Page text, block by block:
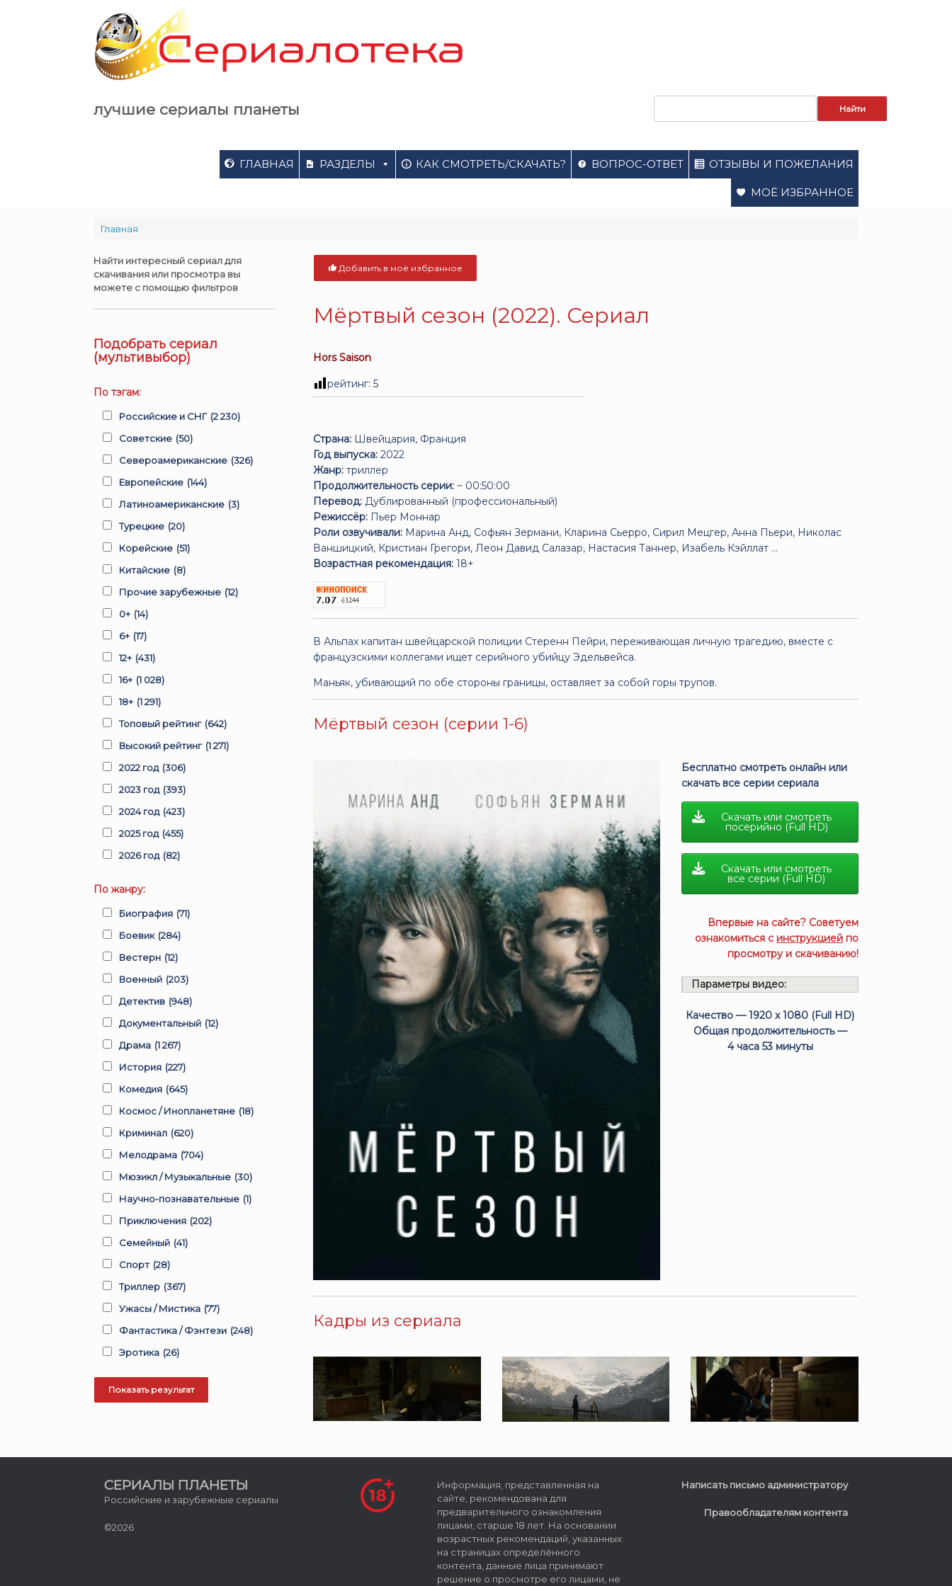
лучшие сериалы планеты
ГЛАВНАЯ РАЗДЕЛЫ КАК СМОТРЕТЬ/СКАЧАТЬ? ВОПРОС-ОТВЕТ ОТЗЫВЫ И ПОЖЕЛАНИЯ
МОЁ ИЗБРАННОЕ
Главная
Добавить в моё избранное
Мёртвый сезон (2022). Сериал
Hors Saison
рейтинг:5
Страна: Швейцария, Франция
Год выпуска: 2022
Жанр: триллер
Продолжительность серии: ~ 00:50:00
Перевод: Дублированный (профессиональный)
Режиссёр: Пьер Моннар
Роли озвучивали: Марина Анд, Софьян Зермани, Кларина Сьерро, Сирил Мецгер, Анна Пьери, Николас
Ваншицкий, Кристиан Грегори, Леон Давид Салазар, Настасия Таннер, Изабель Кэйллат ...
Возрастная рекомендация: 18+
В Альпах капитан швейцарской полиции Стеренн Пейри, переживающая личную трагедию, вместе с
французскими коллегами ищет серийного убийцу Эдельвейса.
Маньяк, убивающий по обе стороны границы, оставляет за собой горы трупов.
Мёртвый сезон (серии 1-6)
Бесплатно смотреть онлайн или
скачать все серии сериала
Скачать или смотреть
посерийно (Full HD)
Скачать или смотреть
все серии (Full HD)
Впервые на сайте? Советуем
ознакомиться с инструкцией по
просмотру и скачиванию!
Параметры видео:
Качество — 1920 x 1080 (Full HD)
Общая продолжительность —
4 часа 53 минуты
Кадры из сериала
Найти интересный сериал для
скачивания или просмотра вы
можете с помощью фильтров
Подобрать сериал
(мультивыбор)
По тэгам:
Российские и СНГ (2 230)
Советские (50)
Североамериканские (326)
Европейские (144)
Латиноамериканские (3)
Турецкие (20)
Корейские (51)
Китайские (8)
Прочие зарубежные (12)
0+ (14)
6+ (17)
12+ (431)
16+ (1 028)
18+ (1 291)
Топовый рейтинг (642)
Высокий рейтинг (1 271)
2022 год (306)
2023 год (393)
2024 год (423)
2025 год (455)
2026 год (82)
По жанру:
Биография (71)
Боевик (284)
Вестерн (12)
Военный (203)
Детектив (948)
Документальный (12)
Драма (1 267)
История (227)
Комедия (645)
Космос / Инопланетяне (18)
Криминал (620)
Мелодрама (704)
Мюзикл / Музыкальные (30)
Научно-познавательные (1)
Приключения (202)
Семейный (41)
Спорт (28)
Триллер (367)
Ужасы / Мистика (77)
Фантастика / Фэнтези (248)
Эротика (26)
СЕРИАЛЫ ПЛАНЕТЫ
Российские и зарубежные сериалы
©2026
Информация, представленная на
сайте, рекомендована для
предварительного ознакомления
лицами, старше 18 лет. На основании
возрастных рекомендаций, указанных
на страницах определённого
контента, данные лица принимают
решение о просмотре его лицами, не
Написать письмо администратору
Правообладателям контента